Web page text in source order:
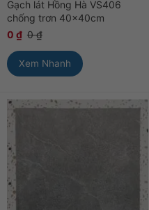
Gạch lát Hồng Hà VS406
chống trơn 40x40cm
0 ₫ 0₫
Xem Nhanh